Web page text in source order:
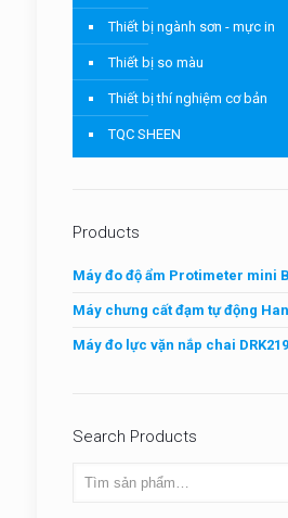
Thiết bị ngành sơn - mực in
Thiết bị so màu
Thiết bị thí nghiệm cơ bản
TQC SHEEN
Products
Máy đo độ ẩm Protimeter mini
Máy chưng cất đạm tự động
Máy đo lực vặn nắp chai DRK219
Search Products